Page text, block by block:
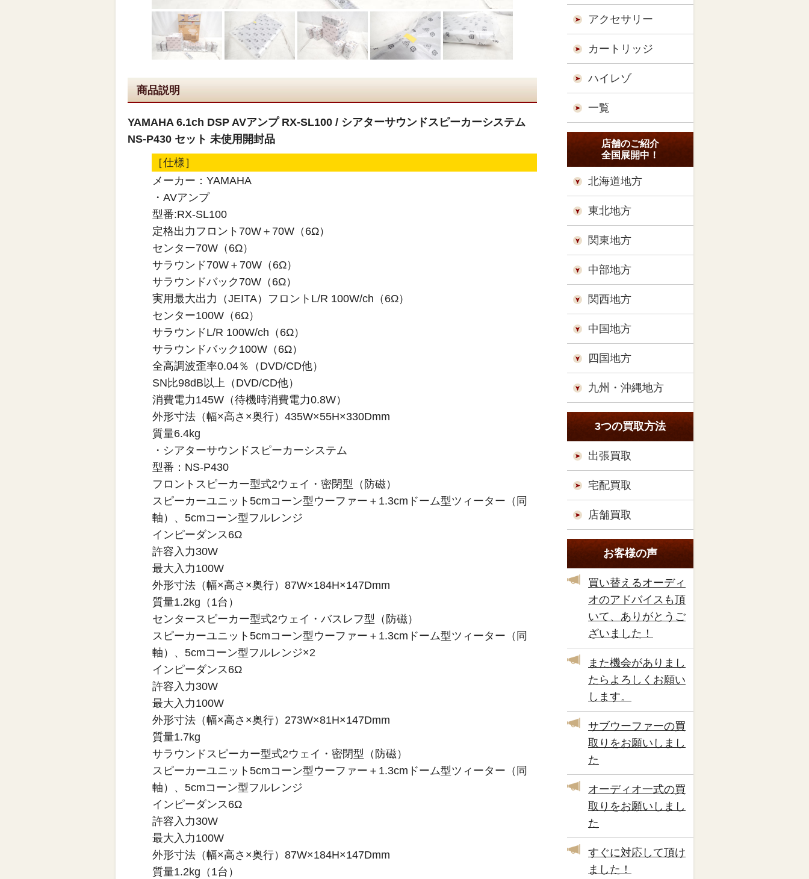
商品説明
YAMAHA 6.1ch DSP AVアンプ RX-SL100 / シアターサウンドスピーカーシステム
NS-P430 セット 未使用開封品
［仕様］
メーカー：YAMAHA
・AVアンプ
型番:RX-SL100
定格出力フロント70W＋70W（6Ω）
センター70W（6Ω）
サラウンド70W＋70W（6Ω）
サラウンドバック70W（6Ω）
実用最大出力（JEITA）フロントL/R 100W/ch（6Ω）
センター100W（6Ω）
サラウンドL/R 100W/ch（6Ω）
サラウンドバック100W（6Ω）
全高調波歪率0.04％（DVD/CD他）
SN比98dB以上（DVD/CD他）
消費電力145W（待機時消費電力0.8W）
外形寸法（幅×高さ×奥行）435W×55H×330Dmm
質量6.4kg
・シアターサウンドスピーカーシステム
型番：NS-P430
フロントスピーカー型式2ウェイ・密閉型（防磁）
スピーカーユニット5cmコーン型ウーファー＋1.3cmドーム型ツィーター（同
軸）、5cmコーン型フルレンジ
インピーダンス6Ω
許容入力30W
最大入力100W
外形寸法（幅×高さ×奥行）87W×184H×147Dmm
質量1.2kg（1台）
センタースピーカー型式2ウェイ・バスレフ型（防磁）
スピーカーユニット5cmコーン型ウーファー＋1.3cmドーム型ツィーター（同
軸）、5cmコーン型フルレンジ×2
インピーダンス6Ω
許容入力30W
最大入力100W
外形寸法（幅×高さ×奥行）273W×81H×147Dmm
質量1.7kg
サラウンドスピーカー型式2ウェイ・密閉型（防磁）
スピーカーユニット5cmコーン型ウーファー＋1.3cmドーム型ツィーター（同
軸）、5cmコーン型フルレンジ
インピーダンス6Ω
許容入力30W
最大入力100W
外形寸法（幅×高さ×奥行）87W×184H×147Dmm
質量1.2kg（1台）
アクセサリー
カートリッジ
ハイレゾ
一覧
店舗のご紹介
全国展開中！
北海道地方
東北地方
関東地方
中部地方
関西地方
中国地方
四国地方
九州・沖縄地方
3つの買取方法
出張買取
宅配買取
店舗買取
お客様の声
買い替えるオーディ
オのアドバイスも頂
いて、ありがとうご
ざいました！
また機会がありまし
たらよろしくお願い
します。
サブウーファーの買
取りをお願いしまし
た
オーディオ一式の買
取りをお願いしまし
た
すぐに対応して頂け
ました！